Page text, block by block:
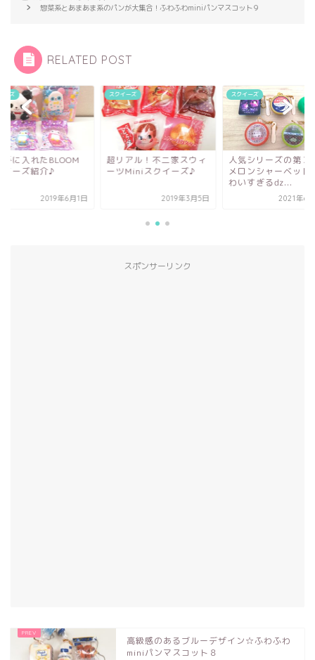
惣菜系とあまあま系のパンが大集合！ふわふわminiパンマスコット９
RELATED POST
ーズ
ル！不二家スウィ
Miniスクイーズ♪
2019年3月5日
スクイーズ
人気シリーズの第３弾♬
メロンシャーベットがか
2021年6月30日
スクイーズ
最近手に入れた
スクイーズ紹介♪
2019年6
スポンサーリンク
高級感のあるブルーデザイン☆ふわふわ
miniパンマスコット８